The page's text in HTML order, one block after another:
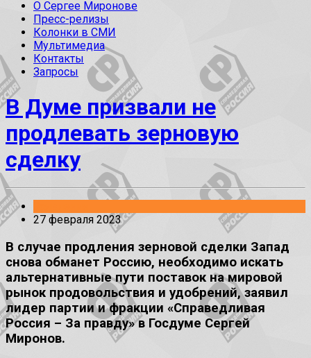
О Сергее Миронове
Пресс-релизы
Колонки в СМИ
Мультимедиа
Контакты
Запросы
В Думе призвали не
продлевать зерновую
сделку
27 февраля 2023
В случае продления зерновой сделки Запад
снова обманет Россию, необходимо искать
альтернативные пути поставок на мировой
рынок продовольствия и удобрений, заявил
лидер партии и фракции «Справедливая
Россия – За правду» в Госдуме Сергей
Миронов.